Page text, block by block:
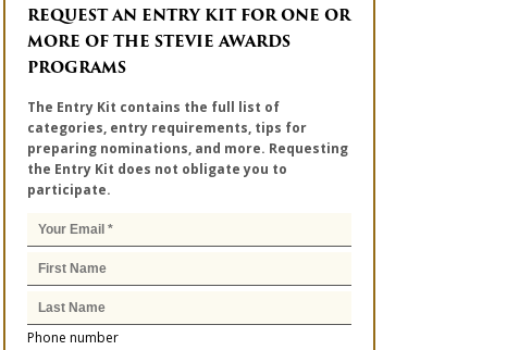
REQUEST AN ENTRY KIT FOR ONE OR
MORE OF THE STEVIE AWARDS
PROGRAMS
The Entry Kit contains the full list of
categories, entry requirements, tips for
preparing nominations, and more. Requesting
the Entry Kit does not obligate you to
participate.
Phone number